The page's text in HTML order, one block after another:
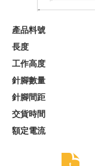
產品料號
長度
工作高度
針腳數量
針腳間距
交貨時間
額定電流